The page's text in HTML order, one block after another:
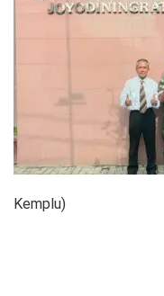
Kemplu)